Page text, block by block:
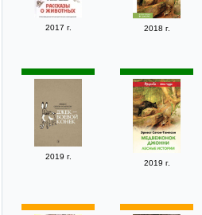
2017 г. 2018 г.
2019 г.
2019 г.